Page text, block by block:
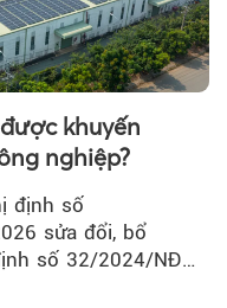
khuyến
nghiệp?
định số
sửa đổi, bổ
số 32/2024/NĐ-